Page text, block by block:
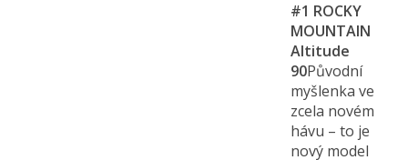
#1 ROCKY
MOUNTAIN
Altitude
90Původní
myšlenka ve
zcela novém
hávu – to je
nový model